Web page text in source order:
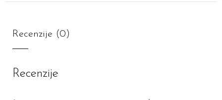
Recenzije (0)
Recenzije